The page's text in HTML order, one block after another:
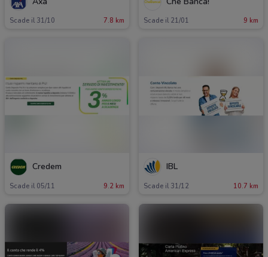
Scade il 31/10 7.8 km Scade il 21/01 9 km
Credem
Scade il 05/11 9.2 km
IBL
Scade il 31/12 10.7 km